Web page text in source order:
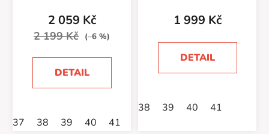
2 059 Kč
2 199 Kč (–6 %)
DETAIL
37 38 39 40 41
produktu
5,0
z
1 999 Kč
DETAIL
38 39 40 41